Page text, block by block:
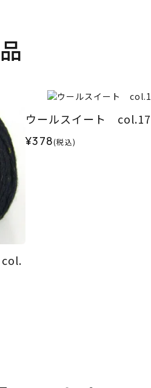
col.
ウールスイート col.17
¥378(税込)